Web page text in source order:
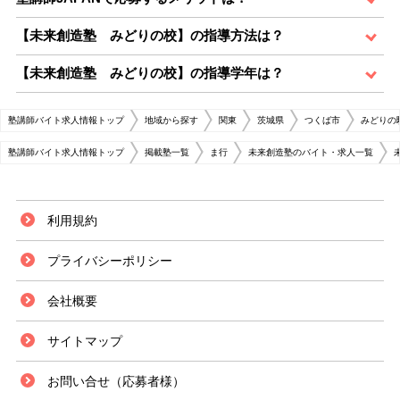
【未来創造塾 みどりの校】の指導方法は？
【未来創造塾 みどりの校】の指導学年は？
塾講師バイト求人情報トップ 地域から探す 関東 茨城県 つくば市 みどりの
塾講師バイト求人情報トップ 掲載塾一覧 ま行 未来創造塾のバイト・求人一覧
利用規約
プライバシーポリシー
会社概要
サイトマップ
お問い合せ（応募者様）